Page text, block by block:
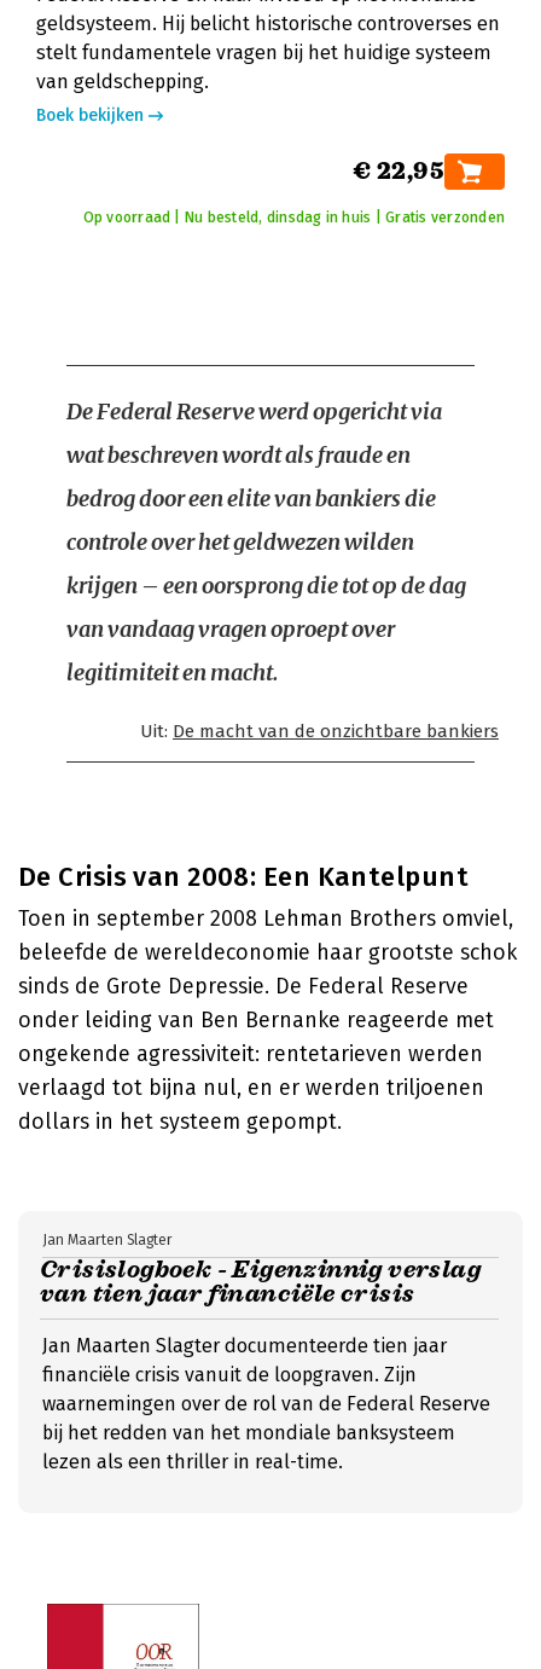
geldsysteem. Hij belicht historische controverses en
stelt fundamentele vragen bij het huidige systeem
van geldschepping.
Boek bekijken
€ 22,95
Op voorraad | Nu besteld, dinsdag in huis | Gratis verzonden
De Federal Reserve werd opgericht via
wat beschreven wordt als fraude en
bedrog door een elite van bankiers die
controle over het geldwezen wilden
krijgen – een oorsprong die tot op de dag
van vandaag vragen oproept over
legitimiteit en macht.
Uit: De macht van de onzichtbare bankiers
De Crisis van 2008: Een Kantelpunt
Toen in september 2008 Lehman Brothers omviel,
beleefde de wereldeconomie haar grootste schok
sinds de Grote Depressie. De Federal Reserve
onder leiding van Ben Bernanke reageerde met
ongekende agressiviteit: rentetarieven werden
verlaagd tot bijna nul, en er werden triljoenen
dollars in het systeem gepompt.
Crisislogboek - Eigenzinnig verslag
van tien jaar financiële crisis
Jan Maarten Slagter
Jan Maarten Slagter documenteerde tien jaar
financiële crisis vanuit de loopgraven. Zijn
waarnemingen over de rol van de Federal Reserve
bij het redden van het mondiale banksysteem
lezen als een thriller in real-time.